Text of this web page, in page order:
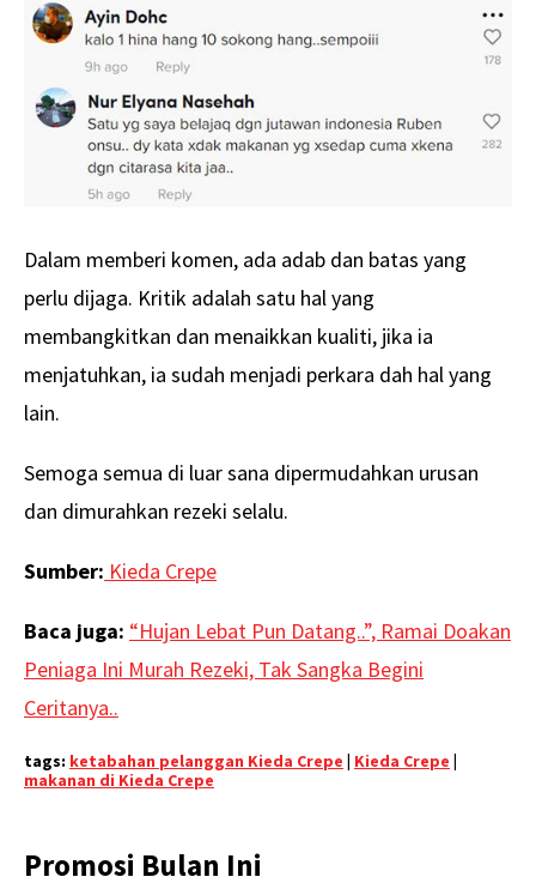
Dalam memberi komen, ada adab dan batas yang
perlu dijaga. Kritik adalah satu hal yang
membangkitkan dan menaikkan kualiti, jika ia
menjatuhkan, ia sudah menjadi perkara dah hal yang
lain.
Semoga semua di luar sana dipermudahkan urusan
dan dimurahkan rezeki selalu.
Sumber: Kieda Crepe
Baca juga: “Hujan Lebat Pun Datang..”, Ramai Doakan
Peniaga Ini Murah Rezeki, Tak Sangka Begini
Ceritanya..
tags: ketabahan pelanggan Kieda Crepe | Kieda Crepe |
makanan di Kieda Crepe
Promosi Bulan Ini